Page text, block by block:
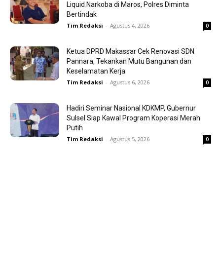
Liquid Narkoba di Maros, Polres Diminta
Bertindak
Tim Redaksi - Agustus 4, 2026 0
Ketua DPRD Makassar Cek Renovasi SDN
Pannara, Tekankan Mutu Bangunan dan
Keselamatan Kerja
Tim Redaksi - Agustus 6, 2026 0
Hadiri Seminar Nasional KDKMP, Gubernur
Sulsel Siap Kawal Program Koperasi Merah
Putih
Tim Redaksi - Agustus 5, 2026 0